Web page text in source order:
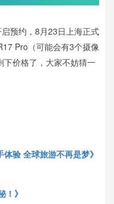
预约，8月23日上海正式
Pro（可能会有3个摄像
下价格了，大家不妨猜一
体验 全球旅游不再是梦》
！》